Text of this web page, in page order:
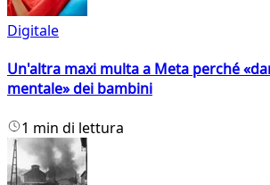
Digitale
Un'altra maxi multa a Meta perché
mentale» dei bambini
1 min di lettura